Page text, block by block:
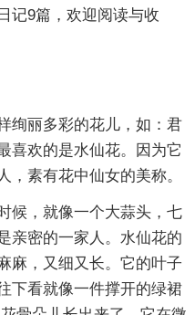
记9篇，欢迎阅读与收
绚丽多彩的花儿，如：君
喜欢的是水仙花。因为它
，素有花中仙女的美称。
候，就像一个大蒜头，七
亲密的一家人。水仙花的
麻，又细又长。它的叶子
下看就像一件撑开的绿裙